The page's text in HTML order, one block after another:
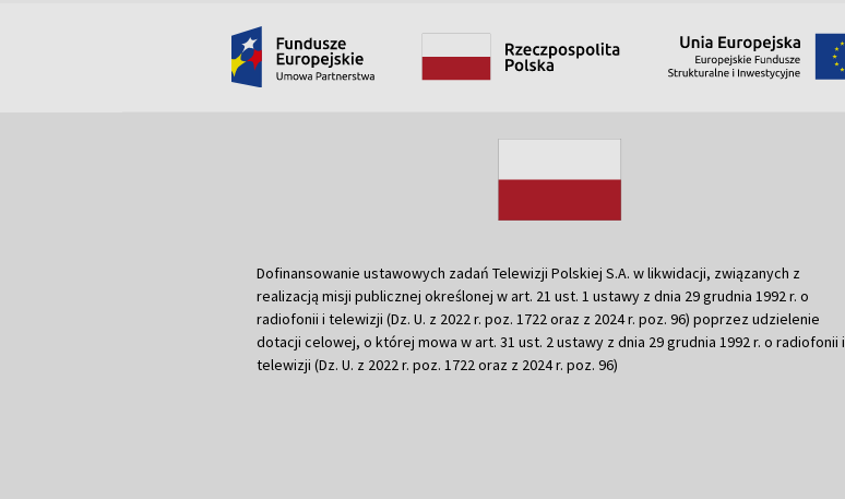
Dofinansowanie ustawowych zadań Telewizji Polskiej S.A. w likwidacji, związanych z
realizacją misji publicznej określonej w art. 21 ust. 1 ustawy z dnia 29 grudnia 1992 r. o
radiofonii i telewizji (Dz. U. z 2022 r. poz. 1722 oraz z 2024 r. poz. 96) poprzez udzielenie
dotacji celowej, o której mowa w art. 31 ust. 2 ustawy z dnia 29 grudnia 1992 r. o radiofonii i
telewizji (Dz. U. z 2022 r. poz. 1722 oraz z 2024 r. poz. 96)